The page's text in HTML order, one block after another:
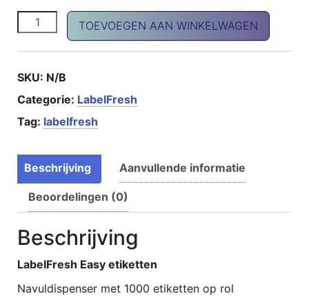
EASY etiketten op rol aantal
TOEVOEGEN AAN WINKELWAGEN
SKU: N/B
Categorie: LabelFresh
Tag: labelfresh
Beschrijving Aanvullende informatie
Beoordelingen (0)
Beschrijving
LabelFresh Easy etiketten
Navuldispenser met 1000 etiketten op rol